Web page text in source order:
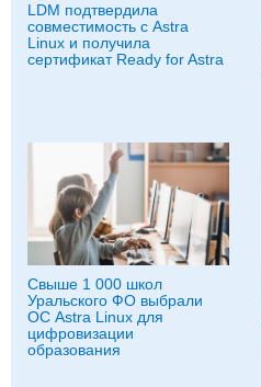
LDM подтвердила
совместимость с Astra
Linux и получила
сертификат Ready for Astra
Свыше 1 000 школ
Уральского ФО выбрали
ОС Astra Linux для
цифровизации
образования